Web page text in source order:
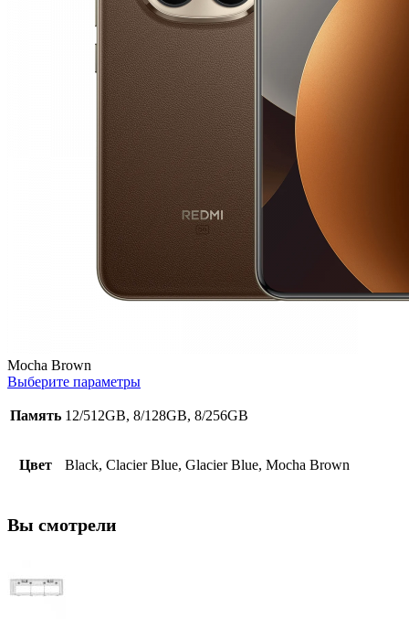
Mocha Brown
Выберите параметры
Память 12/512GB, 8/128GB, 8/256GB
Цвет Black, Clacier Blue, Glacier Blue, Mocha Brown
Вы смотрели